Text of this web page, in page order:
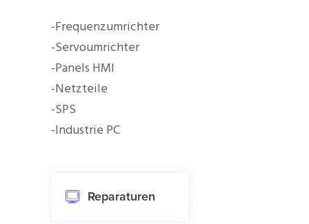
-Frequenzumrichter
-Servoumrichter
-Panels HMI
-Netzteile
-SPS
-Industrie PC
Reparaturen